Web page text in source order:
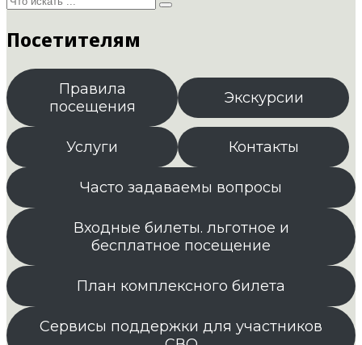
Посетителям
Правила
посещения
Экскурсии
Услуги Контакты
Часто задаваемы вопросы
Входные билеты. льготное и
бесплатное посещение
План комплексного билета
Сервисы поддержки для участников